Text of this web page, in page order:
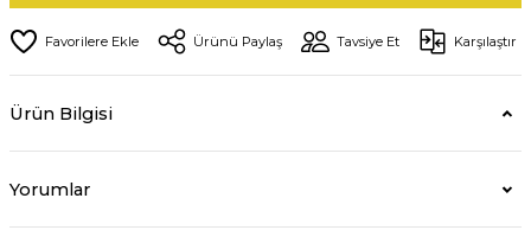
Ürünü Paylaş Tavsiye Et Karşılaştır
Ürün Bilgisi
Yorumlar